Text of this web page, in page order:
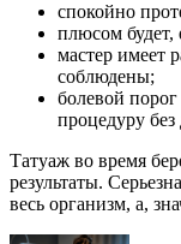
спокойно
плюсом будет,
мастер имеет
соблюдены;
болевой
процедуру
Татуаж во время
результаты.
весь организм, а,